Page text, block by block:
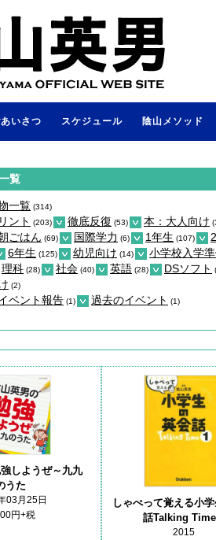
いさつ スケジュール 陰山メソッド
覧
一覧 (314)
ント (203) 徹底反復 (53) 本：大人向け
ごはん (69) 国際学力 (6) 1年生 (107)
6年生 (125) 幼児向け (14) 小学校入学
理科 (28) 社会 (40) 英語 (28) DSソフト
(2)
ベント報告 (1) 過去のイベント (1)
しようぜ～九九
うた
03月25日
円+税
しゃべって覚える小
話Talking
2015